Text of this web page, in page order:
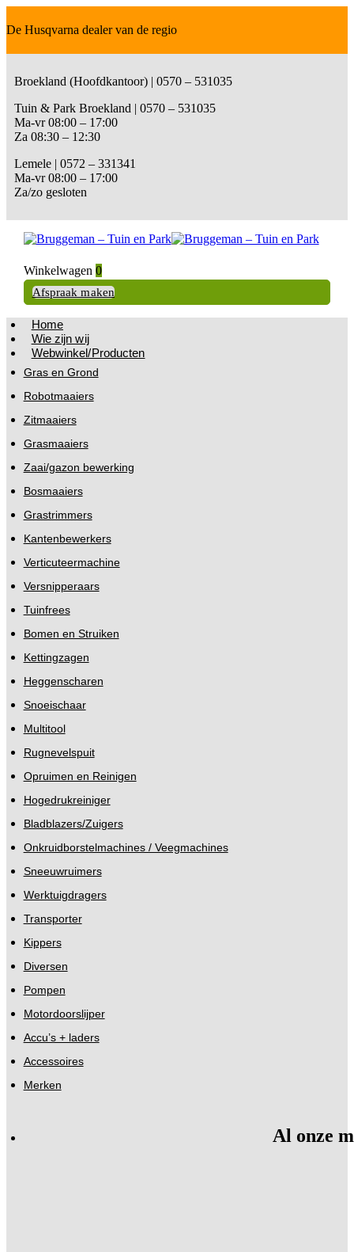
De Husqvarna dealer van de regio
Broekland (Hoofdkantoor) | 0570 – 531035
Tuin & Park Broekland | 0570 – 531035
Ma-vr 08:00 – 17:00
Za 08:30 – 12:30
Lemele | 0572 – 331341
Ma-vr 08:00 – 17:00
Za/zo gesloten
Winkelwagen 0
Afspraak maken
Home
Wie zijn wij
Webwinkel/Producten
Gras en Grond
Robotmaaiers
Zitmaaiers
Grasmaaiers
Zaai/gazon bewerking
Bosmaaiers
Grastrimmers
Kantenbewerkers
Verticuteermachine
Versnipperaars
Tuinfrees
Bomen en Struiken
Kettingzagen
Heggenscharen
Snoeischaar
Multitool
Rugnevelspuit
Opruimen en Reinigen
Hogedrukreiniger
Bladblazers/Zuigers
Onkruidborstelmachines / Veegmachines
Sneeuwruimers
Werktuigdragers
Transporter
Kippers
Diversen
Pompen
Motordoorslijper
Accu’s + laders
Accessoires
Merken
Al onze